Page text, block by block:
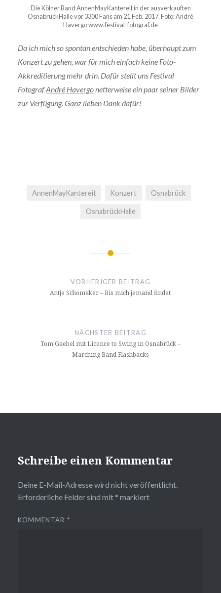
Die Kölner Band AnnenMayKantereit in der ausverkauften
OsnabrückHalle vor 3300 Fans am 21.Feb. 2017. Foto: André
Havergo www.festival-fotograf.de
Da ich mich so spontan entschieden habe, überhaupt zum
Konzert zu gehen, war für mich einfach keine Foto-
Akkreditierung mehr drin. Dafür stellt uns Festival
FotografAndré Havergonetterweise ein paar seiner Bilder
zur Verfügung. Ganz lieben Dank dafür!
AnnenMayKantereit Konzert Osnabrück
OsnabrückHalle
Beitragsnavigation
VORHERIGER BEITRAG
Antje Schomaker – Bis mich jemand findet
NÄCHSTER BEITRAG
Tom Gaebel mit Licence to Swing in Osnabrück –
Marching Band Flashbacks
Schreibe einen Kommentar
Deine E-Mail-Adresse wird nicht veröffentlicht.
Erforderliche Felder sind mit * markiert
KOMMENTAR *